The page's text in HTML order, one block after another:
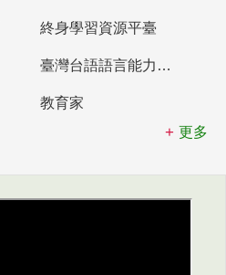
終身學習資源平臺
臺灣台語語言能力認證網站
教育家
更多